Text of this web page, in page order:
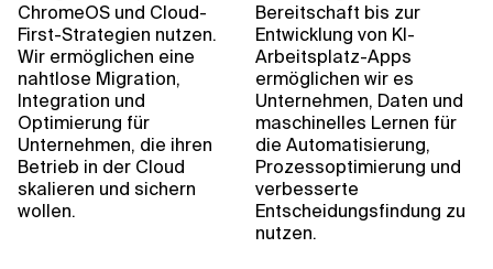
ChromeOS und Cloud-
First-Strategien nutzen.
Wir ermöglichen eine
nahtlose Migration,
Integration und
Optimierung für
Unternehmen, die ihren
Betrieb in der Cloud
skalieren und sichern
wollen.
Bereitschaft bis zur
Entwicklung von KI-
Arbeitsplatz-Apps
ermöglichen wir es
Unternehmen, Daten und
maschinelles Lernen für
die Automatisierung,
Prozessoptimierung und
verbesserte
Entscheidungsfindung zu
nutzen.